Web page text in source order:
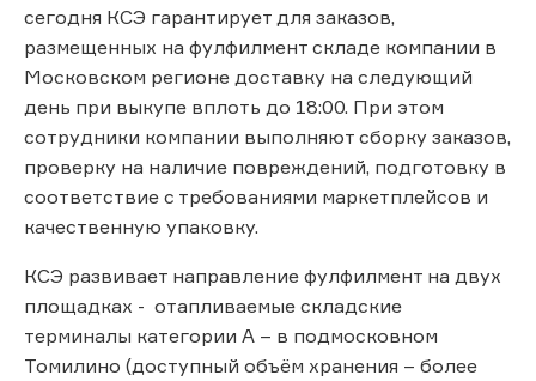
сегодня КСЭ гарантирует для заказов,
размещенных на фулфилмент складе компании в
Московском регионе доставку на следующий
день при выкупе вплоть до 18:00. При этом
сотрудники компании выполняют сборку заказов,
проверку на наличие повреждений, подготовку в
соответствие с требованиями маркетплейсов и
качественную упаковку.
КСЭ развивает направление фулфилмент на двух
площадках - отапливаемые складские
терминалы категории А – в подмосковном
Томилино (доступный объём хранения – более